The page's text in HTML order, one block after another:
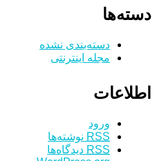
دسته‌ها
دسته‌بندی نشده
مجله اینترنتی
اطلاعات
ورود
RSS نوشته‌ها
RSS دیدگاه‌ها